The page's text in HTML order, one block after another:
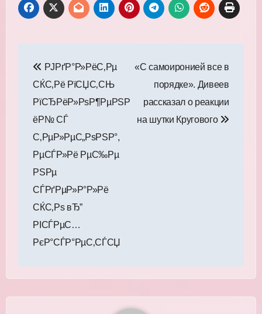
по
записям
РЈРґР°Р»РёС‚Рµ
СЌС‚Рё РїСЏС‚СЊ
РїСЂРёР»РѕР¶РµРЅР
ёР№ СЃ
С‚РµР»РµС„РѕРЅР°,
РµСЃР»Рё РµС‰Рµ
РЅРµ
СЃРґРµР»Р°Р»Рё
СЌС‚Рѕ вЂ”
РІСЃРµС…
РєР°СЃР°РµС‚СЃСЏ
«С самоиронией все в
порядке». Дивеев
рассказал о реакции
на шутки Кругового